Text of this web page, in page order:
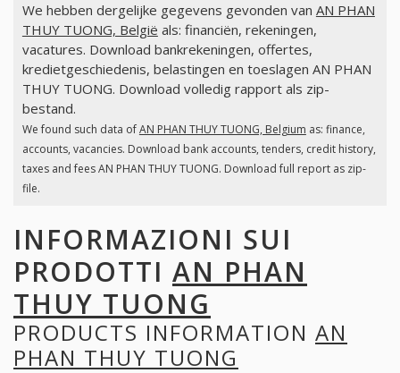
We hebben dergelijke gegevens gevonden van AN PHAN
THUY TUONG, België als: financiën, rekeningen,
vacatures. Download bankrekeningen, offertes,
kredietgeschiedenis, belastingen en toeslagen AN PHAN
THUY TUONG. Download volledig rapport als zip-
bestand.
We found such data ofAN PHAN THUY TUONG, Belgium as: finance,
accounts, vacancies. Download bank accounts, tenders, credit history,
taxes and fees AN PHAN THUY TUONG. Download full report as zip-
file.
INFORMAZIONI SUI
PRODOTTI AN PHAN
THUY TUONG
PRODUCTS INFORMATION AN
PHAN THUY TUONG